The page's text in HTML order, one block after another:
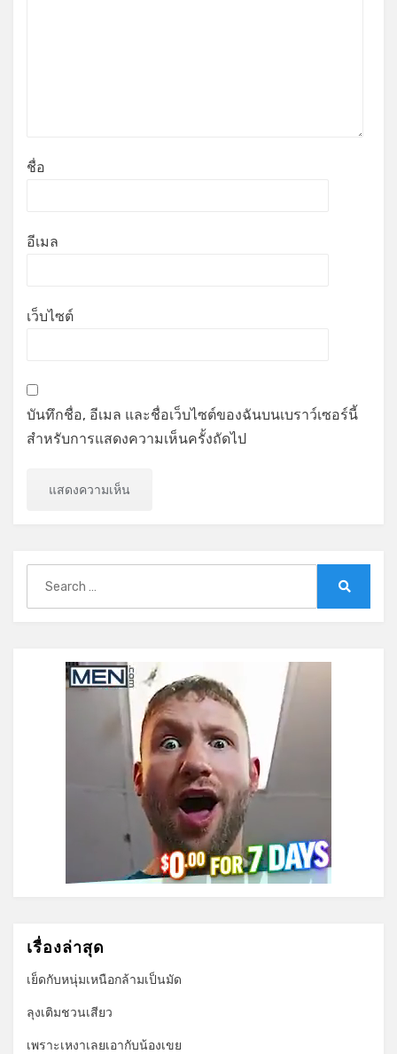
ชื่อ
อีเมล
เว็บไซต์
บันทึกชื่อ, อีเมล และชื่อเว็บไซต์ของฉันบนเบราว์เซอร์นี้
สำหรับการแสดงความเห็นครั้งถัดไป
for:
เรื่องล่าสุด
เย็ดกับหนุ่มเหนือกล้ามเป็นมัด
ลุงเติมชวนเสียว
เพราะเหงาเลยเอากับน้องเขย